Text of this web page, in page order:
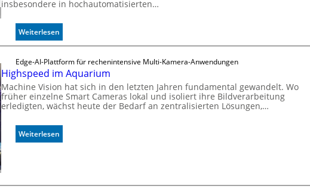
insbesondere in hochautomatisierten…
Weiterlesen:
C
i
l
s
z
ä
l
e
Edge-AI-Plattform für rechenintensive Multi-Kamera-Anwendungen
Highspeed im Aquarium
Machine Vision hat sich in den letzten Jahren fundamental gewandelt. Wo
früher einzelne Smart Cameras lokal und isoliert ihre Bildverarbeitung
erledigten, wächst heute der Bedarf an zentralisierten Lösungen,…
Weiterlesen:
H